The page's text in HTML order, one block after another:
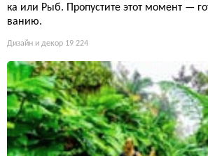
ка или Рыб. Пропустите этот момент —
ванию.
Дизайн и декор 19 224